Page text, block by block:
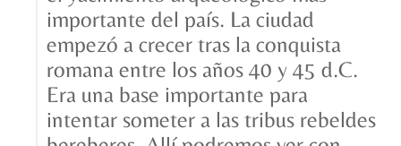
importante del país. La ciudad
empezó a crecer tras la conquista
romana entre los años 40 y 45 d.C.
Era una base importante para
intentar someter a las tribus rebeldes